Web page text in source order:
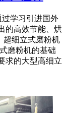
过学习引进国外
的高效节能、烘
超细立式磨粉机
磨粉机的基础
求的大型高细立